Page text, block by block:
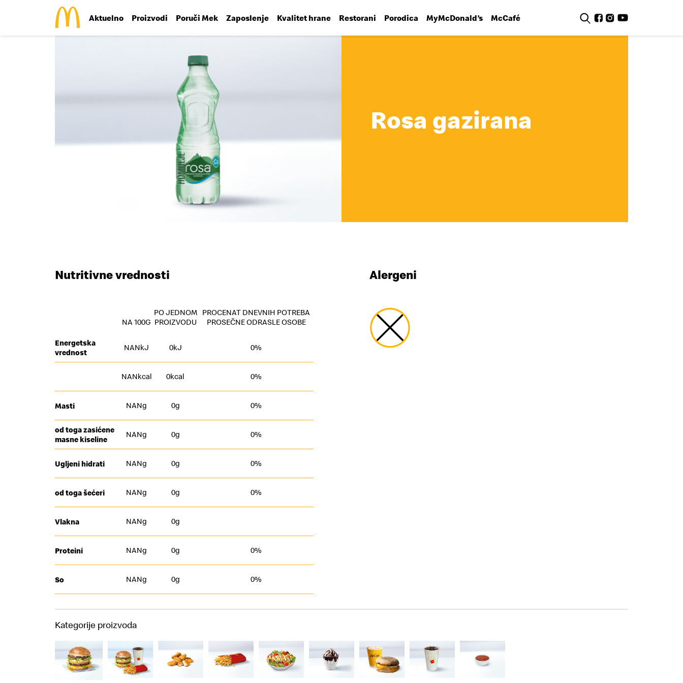
Aktuelno Proizvodi Poruči Mek Zaposlenje Kvalitet hrane Restorani Porodica MyMcDonald’s McCafé
Rosa gazirana
Nutritivne vrednosti
NA 100G
PO JEDNOM
PROIZVODU
PROCENAT DNEVNIH POTREBA
PROSEČNE ODRASLE OSOBE
Energetska
vrednost
NANkJ 0kJ 0%
NANkcal 0kcal 0%
Masti NANg 0g 0%
od toga zasićene
masne kiseline
NANg 0g 0%
Ugljeni hidrati NANg 0g 0%
od toga šećeri NANg 0g 0%
Vlakna NANg 0g
Proteini NANg 0g 0%
So NANg 0g 0%
Alergeni
Kategorije proizvoda